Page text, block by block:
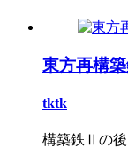
東方再構
tktk
構築鉄Ⅱの後